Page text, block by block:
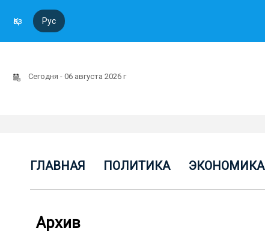
Қаз Рус
Сегодня - 06 августа 2026 г
ГЛАВНАЯ ПОЛИТИКА ЭКОНОМИКА
Архив